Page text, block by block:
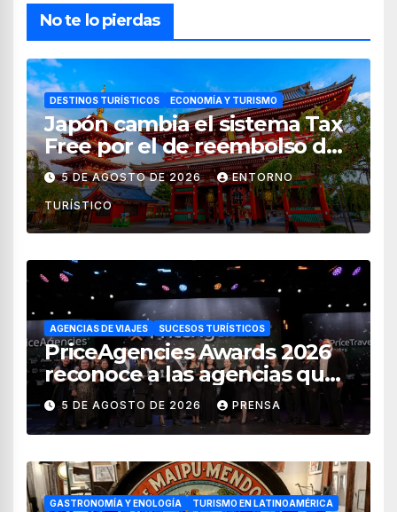
No te lo pierdas
DESTINOS TURÍSTICOS ECONOMÍA Y TURISMO
Japón cambia el sistema Tax
Free por el de reembolso de
impuestos desde noviembre
de 2026
5 DE AGOSTO DE 2026 ENTORNO
TURÍSTICO
AGENCIAS DE VIAJES SUCESOS TURÍSTICOS
PriceAgencies Awards 2026
reconoce a las agencias que
impulsan el crecimiento del
turismo en México
5 DE AGOSTO DE 2026 PRENSA
GASTRONOMÍA Y ENOLOGÍA TURISMO EN LATINOAMÉRICA